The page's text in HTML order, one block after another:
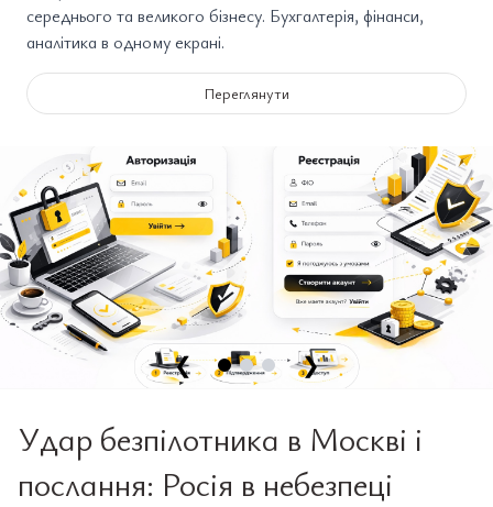
середнього та великого бізнесу. Бухгалтерія, фінанси,
аналітика в одному екрані.
Переглянути
❮ ❯
Удар безпілотника в Москві і
послання: Росія в небезпеці